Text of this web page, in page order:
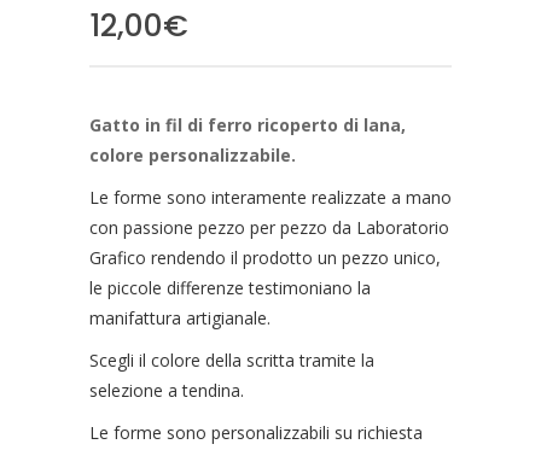
on
customer
12,00€
Gatto in fil di ferro ricoperto di lana,
colore personalizzabile.
Le forme sono interamente realizzate a mano
con passione pezzo per pezzo da Laboratorio
Grafico rendendo il prodotto un pezzo unico,
le piccole differenze testimoniano la
manifattura artigianale.
Scegli il colore della scritta tramite la
selezione a tendina.
Le forme sono personalizzabili su richiesta